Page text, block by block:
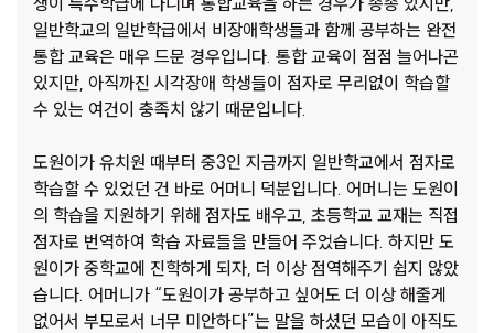
일반학교의 일반학급에서 비장애학생들과 함께 공부하는 완전
통합 교육은 매우 드문 경우입니다. 통합 교육이 점점 늘어나곤
있지만, 아직까진 시각장애 학생들이 점자로 무리없이 학습할
수 있는 여건이 충족치 않기 때문입니다.
도원이가 유치원 때부터 중3인 지금까지 일반학교에서 점자로
학습할 수 있었던 건 바로 어머니 덕분입니다. 어머니는 도원이
의 학습을 지원하기 위해 점자도 배우고, 초등학교 교재는 직접
점자로 번역하여 학습 자료들을 만들어 주었습니다. 하지만 도
원이가 중학교에 진학하게 되자, 더 이상 점역해주기 쉽지 않았
습니다. 어머니가 “도원이가 공부하고 싶어도 더 이상 해줄게
없어서 부모로서 너무 미안하다”는 말을 하셨던 모습이 아직도